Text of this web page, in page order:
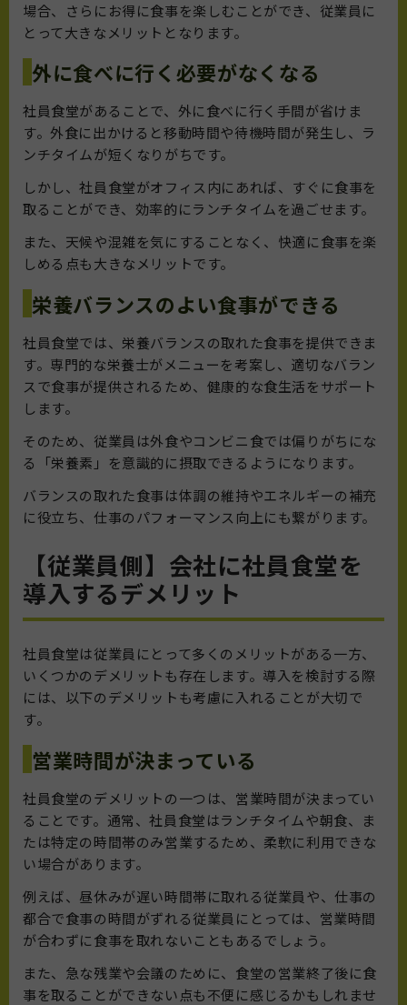
場合、さらにお得に食事を楽しむことができ、従業員に
とって大きなメリットとなります。
外に食べに行く必要がなくなる
社員食堂があることで、外に食べに行く手間が省けま
す。外食に出かけると移動時間や待機時間が発生し、ラ
ンチタイムが短くなりがちです。
しかし、社員食堂がオフィス内にあれば、すぐに食事を
取ることができ、効率的にランチタイムを過ごせます。
また、天候や混雑を気にすることなく、快適に食事を楽
しめる点も大きなメリットです。
栄養バランスのよい食事ができる
社員食堂では、栄養バランスの取れた食事を提供できま
す。専門的な栄養士がメニューを考案し、適切なバラン
スで食事が提供されるため、健康的な食生活をサポート
します。
そのため、従業員は外食やコンビニ食では偏りがちにな
る「栄養素」を意識的に摂取できるようになります。
バランスの取れた食事は体調の維持やエネルギーの補充
に役立ち、仕事のパフォーマンス向上にも繋がります。
【従業員側】会社に社員食堂を
導入するデメリット
社員食堂は従業員にとって多くのメリットがある一方、
いくつかのデメリットも存在します。導入を検討する際
には、以下のデメリットも考慮に入れることが大切で
す。
営業時間が決まっている
社員食堂のデメリットの一つは、営業時間が決まってい
ることです。通常、社員食堂はランチタイムや朝食、ま
たは特定の時間帯のみ営業するため、柔軟に利用できな
い場合があります。
例えば、昼休みが遅い時間帯に取れる従業員や、仕事の
都合で食事の時間がずれる従業員にとっては、営業時間
が合わずに食事を取れないこともあるでしょう。
また、急な残業や会議のために、食堂の営業終了後に食
事を取ることができない点も不便に感じるかもしれませ